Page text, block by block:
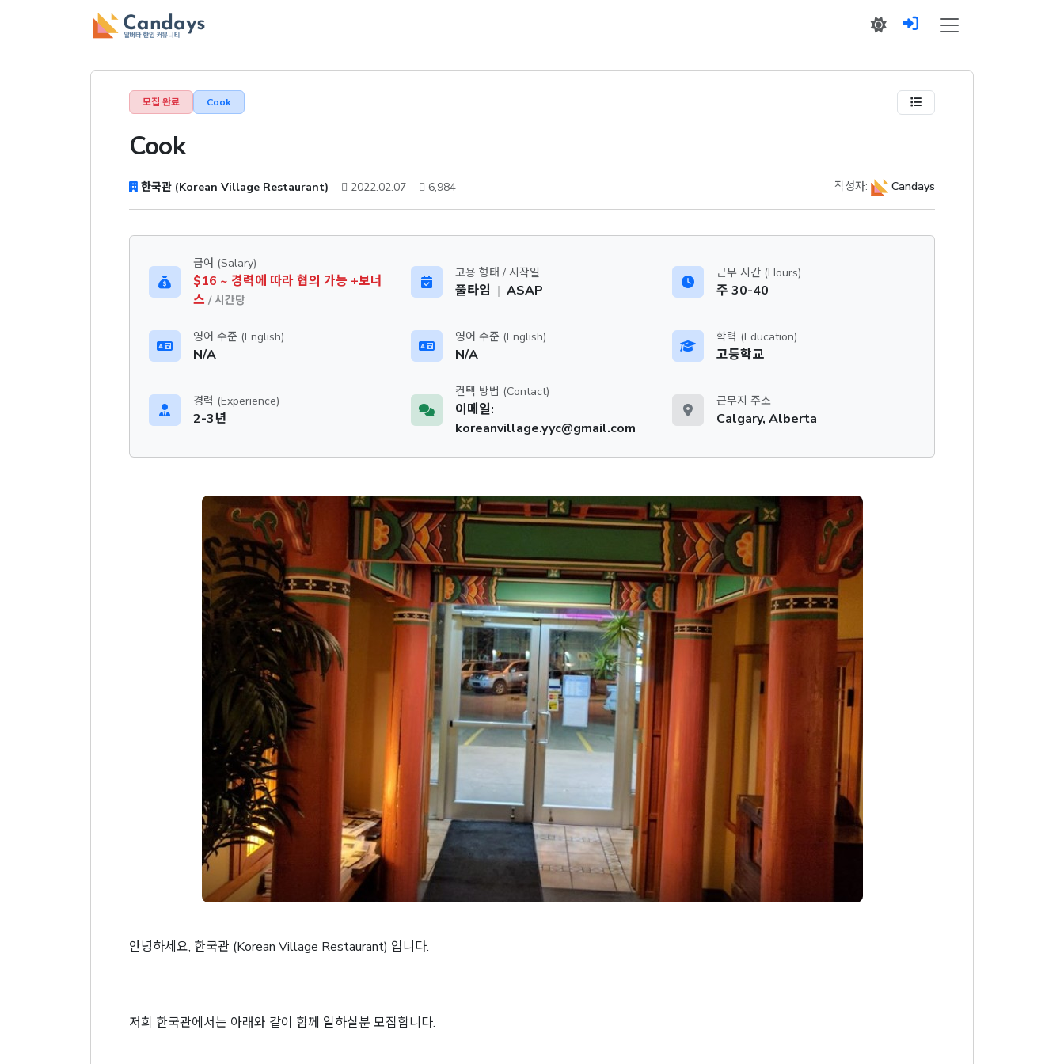
모집 완료 Cook
Cook
한국관 (Korean Village Restaurant) 2022.02.07 6,984 작성자: Candays
급여 (Salary)
$16 ~ 경력에 따라 협의 가능 +보너
스 / 시간당
고용 형태 / 시작일
풀타임 | ASAP
근무 시간 (Hours)
주 30-40
영어 수준 (English)
N/A
영어 수준 (English)
N/A
학력 (Education)
고등학교
경력 (Experience)
2-3년
컨택 방법 (Contact)
이메일:
koreanvillage.yyc@gmail.com
근무지 주소
Calgary, Alberta
안녕하세요, 한국관 (Korean Village Restaurant) 입니다.
저희 한국관에서는 아래와 같이 함께 일하실분 모집합니다.